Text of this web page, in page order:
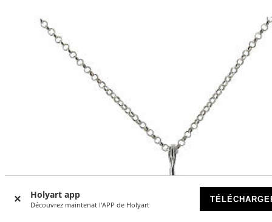
Holyart app
Découvrez maintenat l'APP de Holyart